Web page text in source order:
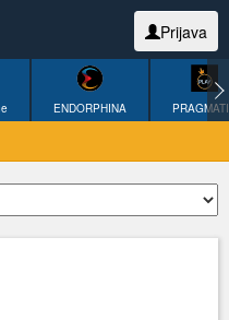
Prijava
ENDORPHINA